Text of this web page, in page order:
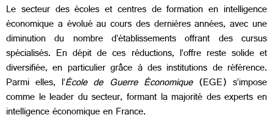
Le secteur des écoles et centres de formation en intelligence
économique a évolué au cours des dernières années, avec une
diminution du nombre d’établissements offrant des cursus
spécialisés. En dépit de ces réductions, l’offre reste solide et
diversifiée, en particulier grâce à des institutions de référence.
Parmi elles, l’École de Guerre Économique(EGE) s’impose
comme le leader du secteur, formant la majorité des experts en
intelligence économique en France.